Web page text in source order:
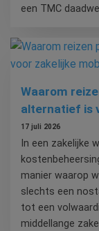
een TMC
Waarom
alternatief is
17 juli 2026
In een zakelijke
manier waarop
slechts een
tot een
middellange